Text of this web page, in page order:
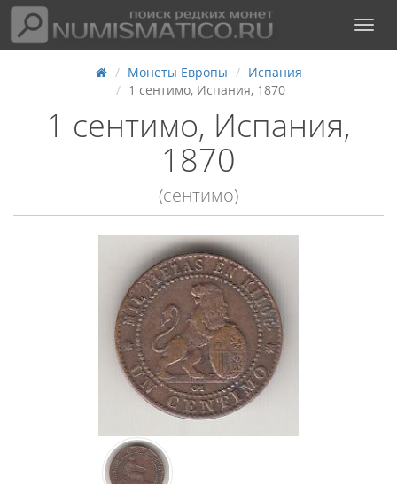
Монеты Европы
Испания
1 сентимо, Испания, 1870
1 сентимо, Испания,
1870
(сентимо)